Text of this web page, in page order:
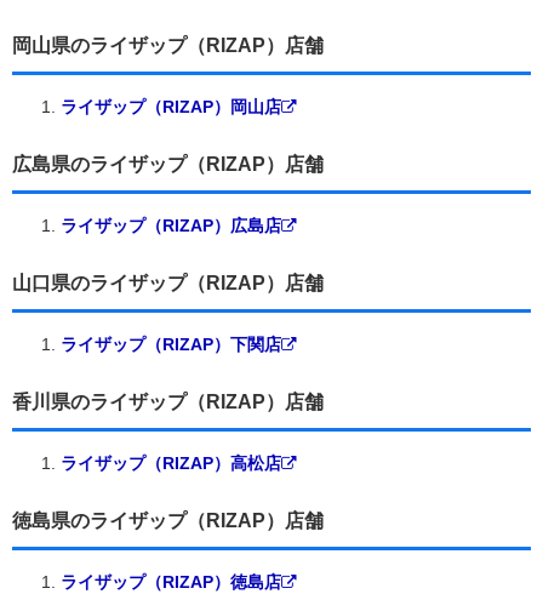
岡山県のライザップ（RIZAP）店舗
ライザップ（RIZAP）岡山店
広島県のライザップ（RIZAP）店舗
ライザップ（RIZAP）広島店
山口県のライザップ（RIZAP）店舗
ライザップ（RIZAP）下関店
香川県のライザップ（RIZAP）店舗
ライザップ（RIZAP）高松店
徳島県のライザップ（RIZAP）店舗
ライザップ（RIZAP）徳島店